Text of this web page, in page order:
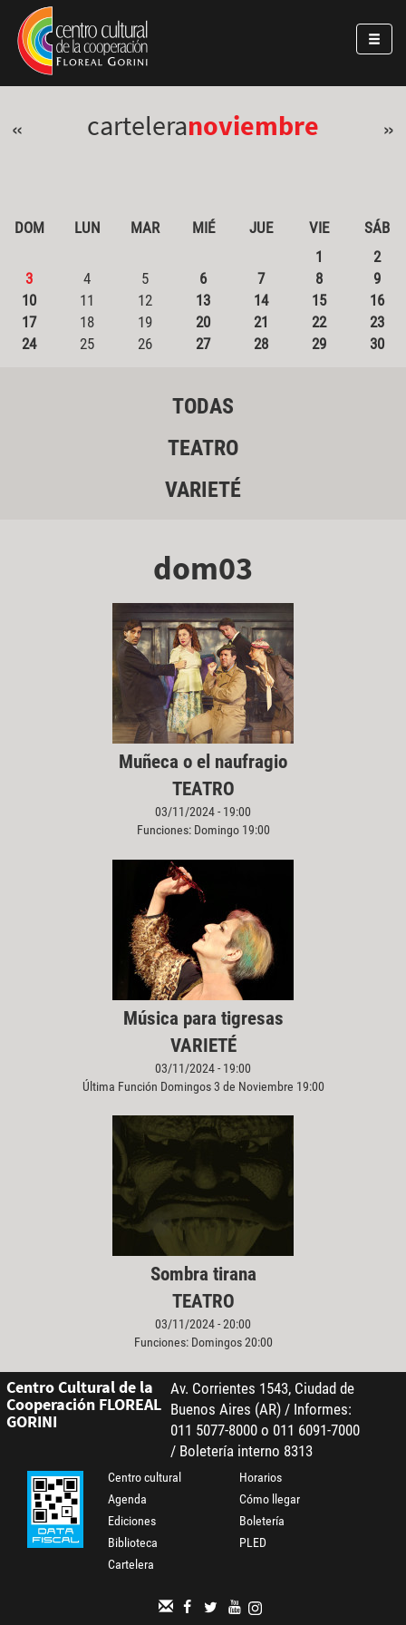
Pasar al contenido principal
Jump to main content
« carteleranoviembre »
DOM LUN MAR MIÉ JUE VIE
SÁB
1
2
3
4 5 6 7 8
9
10
11 12 13 14 15
16
17
18 19 20 21 22
23
24
25 26 27 28 29 30
TODAS
TEATRO
VARIETÉ
dom03
Muñeca o el naufragio
TEATRO
03/11/2024 - 19:00
Funciones: Domingo 19:00
Música para tigresas
VARIETÉ
03/11/2024 - 19:00
Última Función Domingos 3 de Noviembre 19:00
Sombra tirana
TEATRO
03/11/2024 - 20:00
Funciones: Domingos 20:00
Centro Cultural de la
Cooperación FLOREAL
GORINI
Av. Corrientes 1543, Ciudad de
Buenos Aires (AR) / Informes:
011 5077-8000 o 011 6091-7000
/ Boletería interno 8313
Centro cultural
Agenda
Ediciones
Biblioteca
Cartelera
Horarios
Cómo llegar
Boletería
PLED